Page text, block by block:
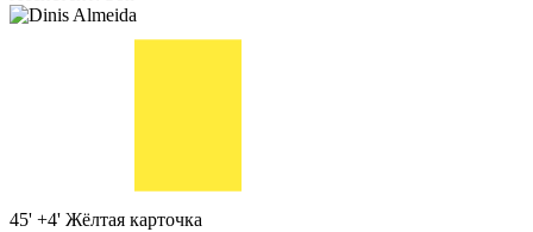
45' +4' Жёлтая карточка